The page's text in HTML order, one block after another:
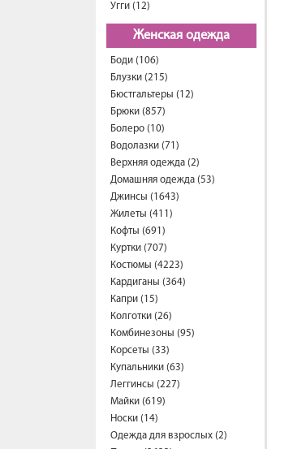
Угги (12)
Женская одежда
Боди (106)
Блузки (215)
Бюстгальтеры (12)
Брюки (857)
Болеро (10)
Водолазки (71)
Верхняя одежда (2)
Домашняя одежда (53)
Джинсы (1643)
Жилеты (411)
Кофты (691)
Куртки (707)
Костюмы (4223)
Кардиганы (364)
Капри (15)
Колготки (26)
Комбинезоны (95)
Корсеты (33)
Купальники (63)
Леггинсы (227)
Майки (619)
Носки (14)
Одежда для взрослых (2)